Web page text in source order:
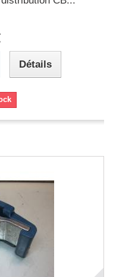
Détails